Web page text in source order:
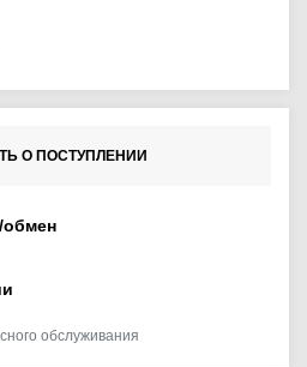
О ПОСТУПЛЕНИИ
обмен
обслуживания